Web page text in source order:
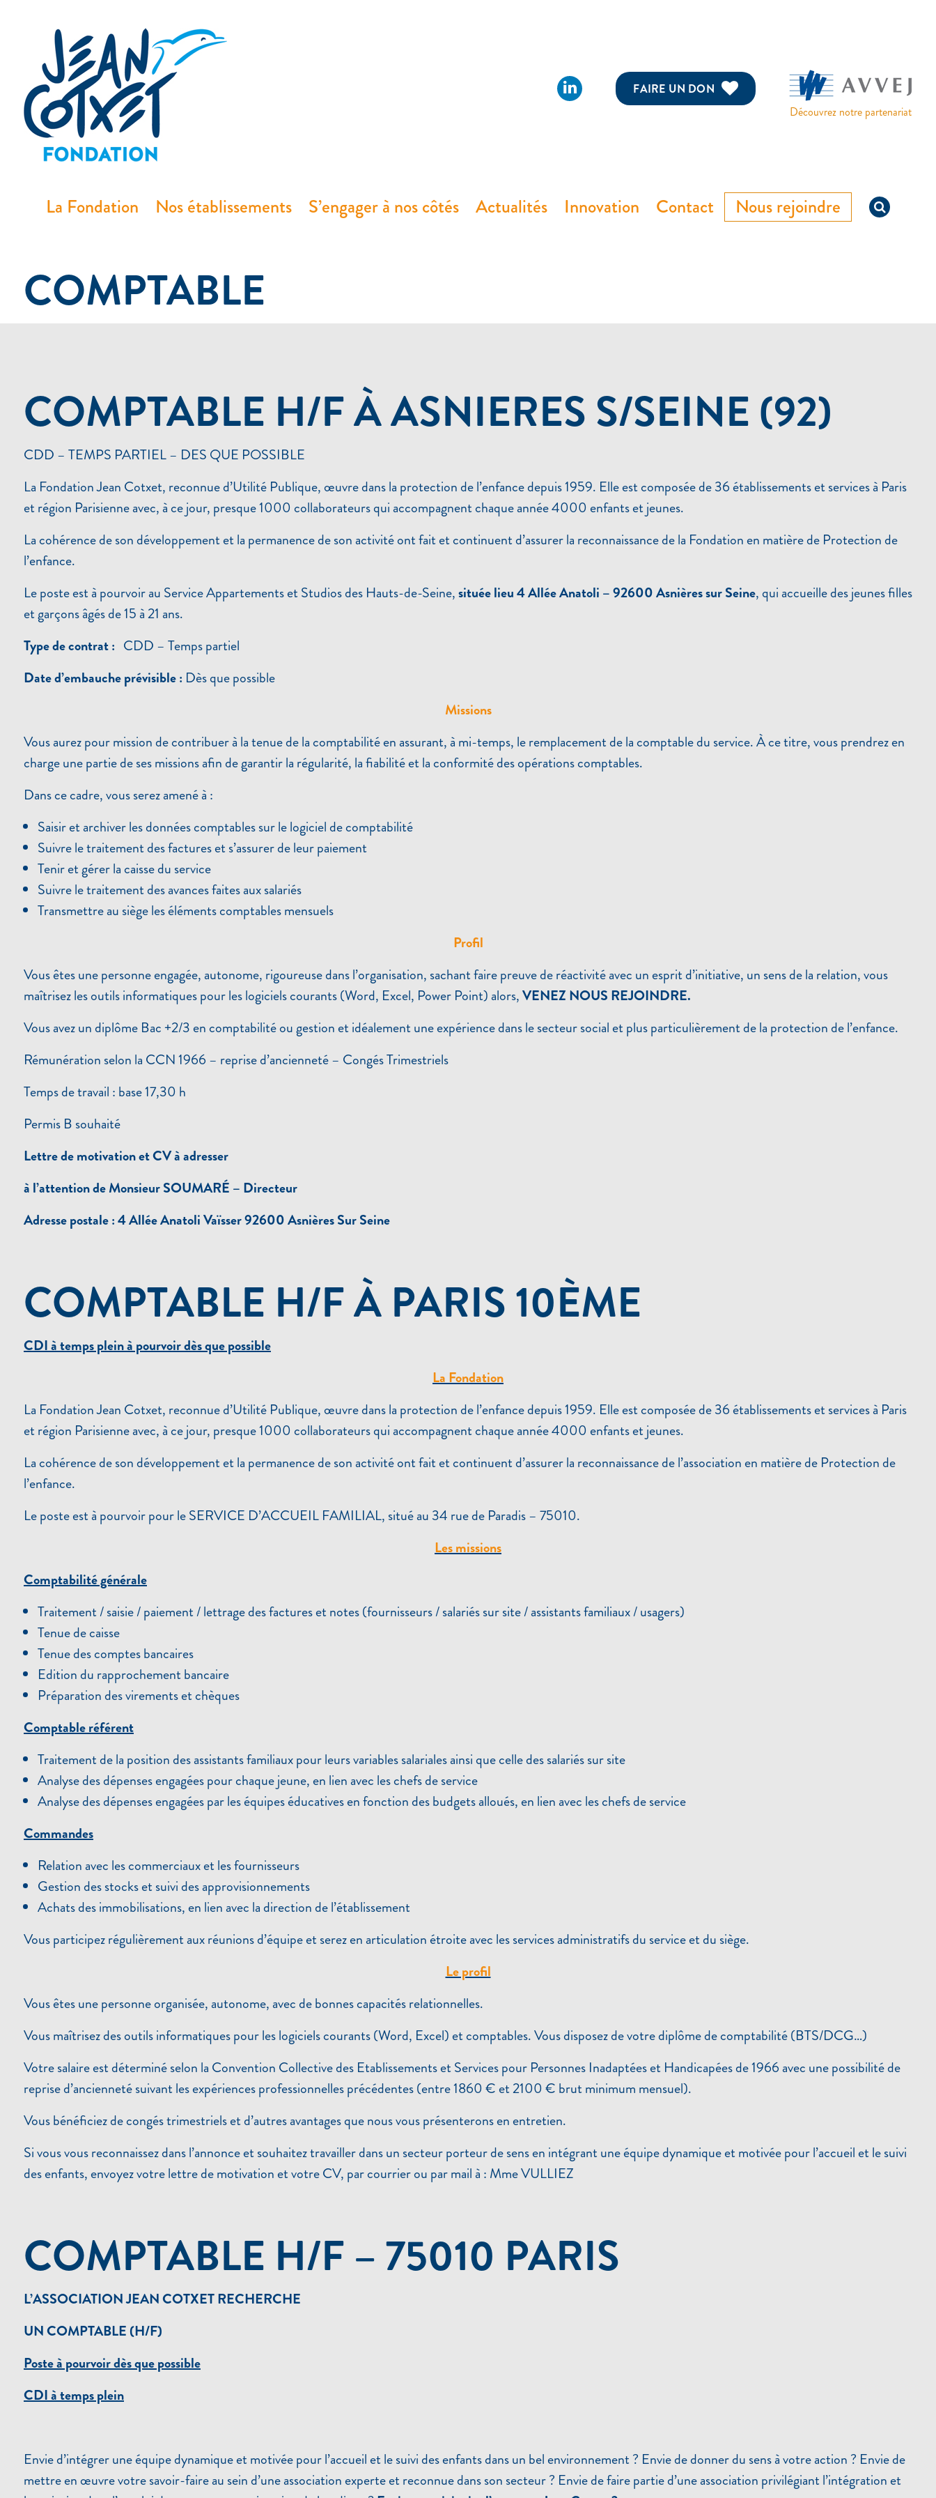
FAIRE UN DON
Découvrez notre partenariat
La Fondation Nos établissements S’engager à nos côtés Actualités Innovation Contact Nous rejoindre
CATÉGORIE
COMPTABLE
COMPTABLE H/F À ASNIERES S/SEINE (92)
CDD – TEMPS PARTIEL – DES QUE POSSIBLE
La Fondation Jean Cotxet, reconnue d’Utilité Publique, œuvre dans la protection de l’enfance depuis 1959. Elle est composée de 36 établissements et services à Paris
et région Parisienne avec, à ce jour, presque 1000 collaborateurs qui accompagnent chaque année 4000 enfants et jeunes.
La cohérence de son développement et la permanence de son activité ont fait et continuent d’assurer la reconnaissance de la Fondation en matière de Protection de
l’enfance.
Le poste est à pourvoir au Service Appartements et Studios des Hauts-de-Seine,située lieu 4 Allée Anatoli – 92600 Asnières sur Seine, qui accueille des jeunes filles
et garçons âgés de 15 à 21 ans.
Type de contrat : CDD – Temps partiel
Date d’embauche prévisible : Dès que possible
Missions
Vous aurez pour mission de contribuer à la tenue de la comptabilité en assurant, à mi-temps, le remplacement de la comptable du service. À ce titre, vous prendrez en
charge une partie de ses missions afin de garantir la régularité, la fiabilité et la conformité des opérations comptables.
Dans ce cadre, vous serez amené à :
Saisir et archiver les données comptables sur le logiciel de comptabilité
Suivre le traitement des factures et s’assurer de leur paiement
Tenir et gérer la caisse du service
Suivre le traitement des avances faites aux salariés
Transmettre au siège les éléments comptables mensuels
Profil
Vous êtes une personne engagée, autonome, rigoureuse dans l’organisation, sachant faire preuve de réactivité avec un esprit d’initiative, un sens de la relation, vous
maîtrisez les outils informatiques pour les logiciels courants (Word, Excel, Power Point) alors,VENEZ NOUS REJOINDRE.
Vous avez un diplôme Bac +2/3 en comptabilité ou gestion et idéalement une expérience dans le secteur social et plus particulièrement de la protection de l’enfance.
Rémunération selon la CCN 1966 – reprise d’ancienneté – Congés Trimestriels
Temps de travail : base 17,30 h
Permis B souhaité
Lettre de motivation et CV à adresser
à l’attention de Monsieur SOUMARÉ – Directeur
Adresse postale : 4 Allée Anatoli Vaïsser 92600 Asnières Sur Seine
COMPTABLE H/F À PARIS 10ÈME
CDI à temps plein à pourvoir dès que possible
La Fondation
La Fondation Jean Cotxet, reconnue d’Utilité Publique, œuvre dans la protection de l’enfance depuis 1959. Elle est composée de 36 établissements et services à Paris
et région Parisienne avec, à ce jour, presque 1000 collaborateurs qui accompagnent chaque année 4000 enfants et jeunes.
La cohérence de son développement et la permanence de son activité ont fait et continuent d’assurer la reconnaissance de l’association en matière de Protection de
l’enfance.
Le poste est à pourvoir pour le SERVICE D’ACCUEIL FAMILIAL, situé au 34 rue de Paradis – 75010.
Les missions
Comptabilité générale
Traitement / saisie / paiement / lettrage des factures et notes (fournisseurs / salariés sur site / assistants familiaux / usagers)
Tenue de caisse
Tenue des comptes bancaires
Edition du rapprochement bancaire
Préparation des virements et chèques
Comptable référent
Traitement de la position des assistants familiaux pour leurs variables salariales ainsi que celle des salariés sur site
Analyse des dépenses engagées pour chaque jeune, en lien avec les chefs de service
Analyse des dépenses engagées par les équipes éducatives en fonction des budgets alloués, en lien avec les chefs de service
Commandes
Relation avec les commerciaux et les fournisseurs
Gestion des stocks et suivi des approvisionnements
Achats des immobilisations, en lien avec la direction de l’établissement
Vous participez régulièrement aux réunions d’équipe et serez en articulation étroite avec les services administratifs du service et du siège.
Le profil
Vous êtes une personne organisée, autonome, avec de bonnes capacités relationnelles.
Vous maîtrisez des outils informatiques pour les logiciels courants (Word, Excel) et comptables. Vous disposez de votre diplôme de comptabilité (BTS/DCG…)
Votre salaire est déterminé selon la Convention Collective des Etablissements et Services pour Personnes Inadaptées et Handicapées de 1966 avec une possibilité de
reprise d’ancienneté suivant les expériences professionnelles précédentes (entre 1860 € et 2100 € brut minimum mensuel).
Vous bénéficiez de congés trimestriels et d’autres avantages que nous vous présenterons en entretien.
Si vous vous reconnaissez dans l’annonce et souhaitez travailler dans un secteur porteur de sens en intégrant une équipe dynamique et motivée pour l’accueil et le suivi
des enfants, envoyez votre lettre de motivation et votre CV, par courrier ou par mail à : Mme VULLIEZ
COMPTABLE H/F – 75010 PARIS
L’ASSOCIATION JEAN COTXET RECHERCHE
UN COMPTABLE (H/F)
Poste à pourvoir dès que possible
CDI à temps plein
Envie d’intégrer une équipe dynamique et motivée pour l’accueil et le suivi des enfants dans un bel environnement ? Envie de donner du sens à votre action ? Envie de
mettre en œuvre votre savoir-faire au sein d’une association experte et reconnue dans son secteur ? Envie de faire partie d’une association privilégiant l’intégration et